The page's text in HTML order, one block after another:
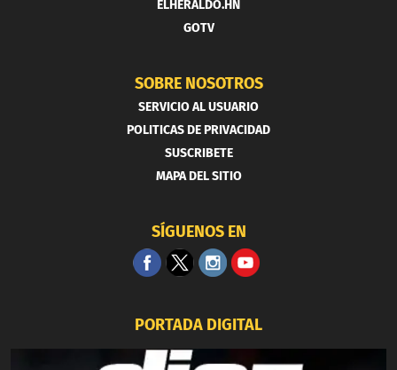
ELHERALDO.HN
GOTV
SOBRE NOSOTROS
SERVICIO AL USUARIO
POLITICAS DE PRIVACIDAD
SUSCRIBETE
MAPA DEL SITIO
SÍGUENOS EN
PORTADA DIGITAL